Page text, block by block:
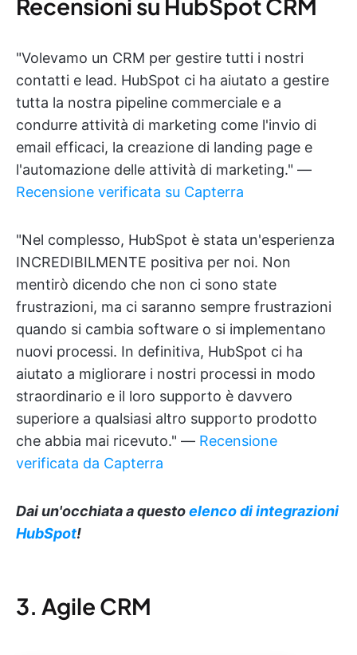
Recensioni su HubSpot CRM
"Volevamo un CRM per gestire tutti i nostri
contatti e lead. HubSpot ci ha aiutato a gestire
tutta la nostra pipeline commerciale e a
condurre attività di marketing come l'invio di
email efficaci, la creazione di landing page e
l'automazione delle attività di marketing." —
Recensione verificata su Capterra
"Nel complesso, HubSpot è stata un'esperienza
INCREDIBILMENTE positiva per noi. Non
mentirò dicendo che non ci sono state
frustrazioni, ma ci saranno sempre frustrazioni
quando si cambia software o si implementano
nuovi processi. In definitiva, HubSpot ci ha
aiutato a migliorare i nostri processi in modo
straordinario e il loro supporto è davvero
superiore a qualsiasi altro supporto prodotto
che abbia mai ricevuto." — Recensione
verificata da Capterra
Dai un'occhiata a questoelenco di integrazioni
HubSpot!
3. Agile CRM